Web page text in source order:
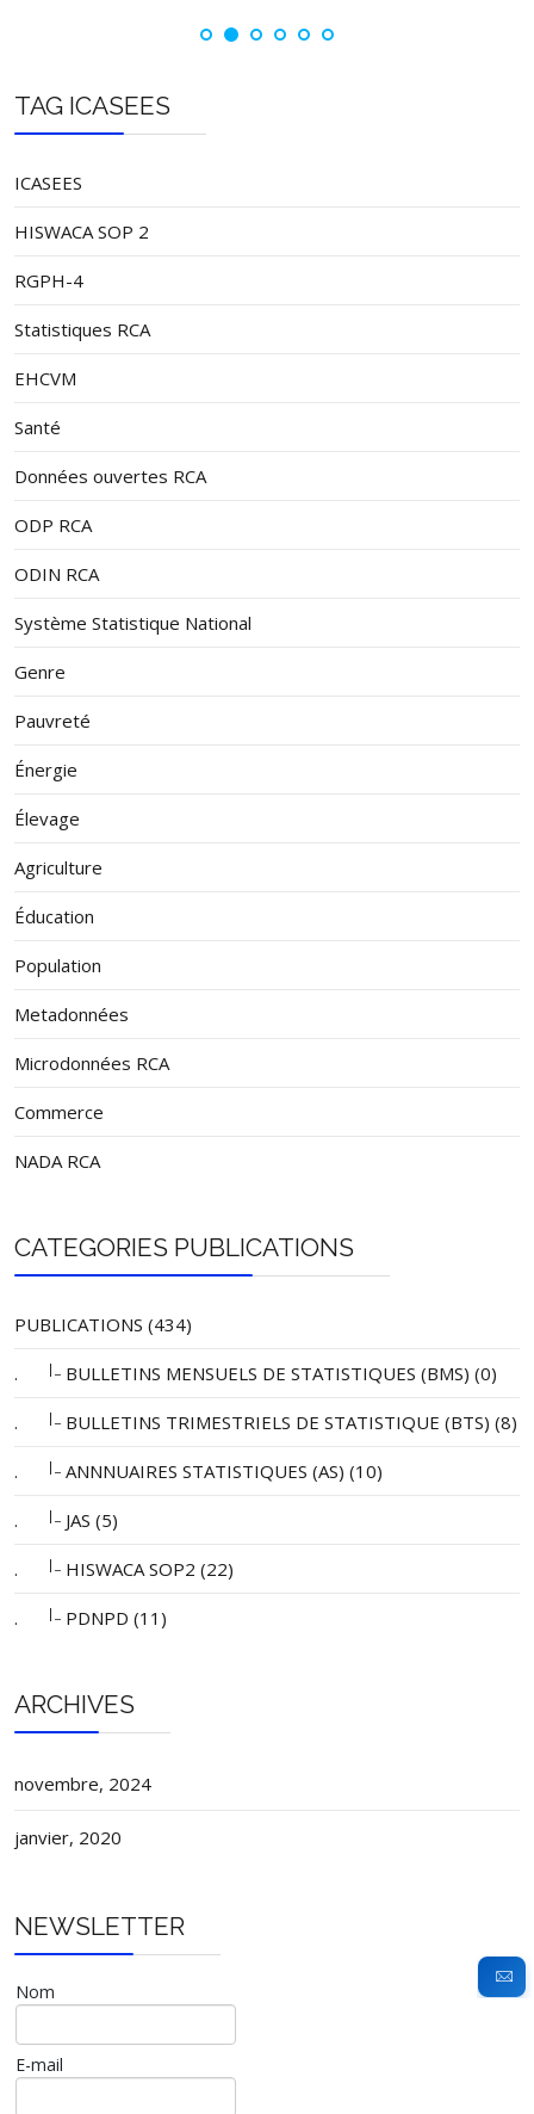
TAG ICASEES
ICASEES
HISWACA SOP 2
RGPH-4
Statistiques RCA
EHCVM
Santé
Données ouvertes RCA
ODP RCA
ODIN RCA
Système Statistique National
Genre
Pauvreté
Énergie
Élevage
Agriculture
Éducation
Population
Metadonnées
Microdonnées RCA
Commerce
NADA RCA
CATEGORIES PUBLICATIONS
PUBLICATIONS (434)
. |_ BULLETINS MENSUELS DE STATISTIQUES (BMS) (0)
. |_ BULLETINS TRIMESTRIELS DE STATISTIQUE (BTS) (8)
. |_ ANNNUAIRES STATISTIQUES (AS) (10)
. |_ JAS (5)
. |_ HISWACA SOP2 (22)
. |_ PDNPD (11)
ARCHIVES
novembre, 2024
janvier, 2020
NEWSLETTER
Nom
E-mail